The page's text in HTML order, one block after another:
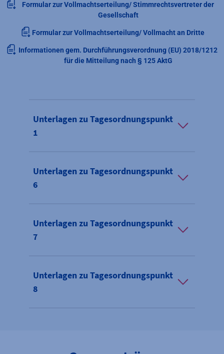
Formular zur Vollmachtserteilung/ Stimmrechtsvertreter der
Gesellschaft
Formular zur Vollmachtserteilung/ Vollmacht an Dritte
Informationen gem. Durchführungsverordnung (EU) 2018/1212
für die Mitteilung nach § 125 AktG
Unterlagen zu Tagesordnungspunkt
1
Unterlagen zu Tagesordnungspunkt
6
Unterlagen zu Tagesordnungspunkt
7
Unterlagen zu Tagesordnungspunkt
8